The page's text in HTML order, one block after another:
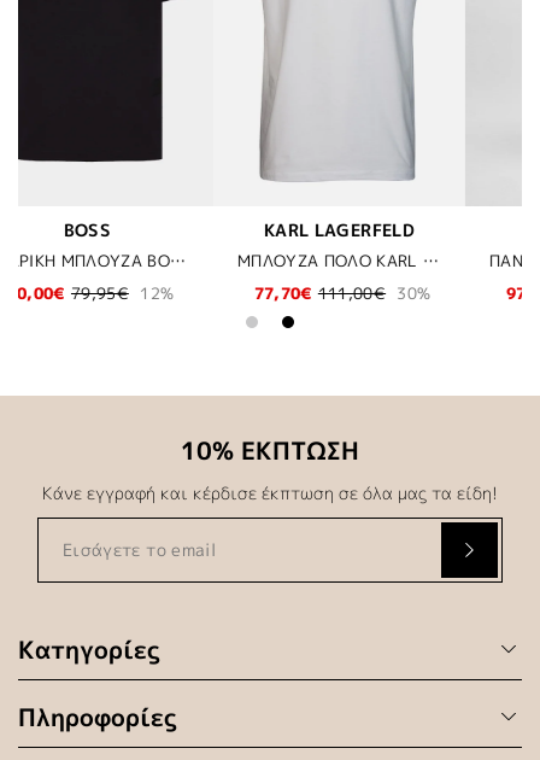
ΜΠΛΟΥΖΑ ΠΟΛΟ KARL LAGERFELD - 10 ΛΕΥΚΟ
ΠΑΝΤΕΛΟΝΙ BOSS - 001 ΜΑΥΡΟ
97,97€ 139,95€ 30%
KARL LAGERFELD
ΠΑΝΤΕΛΟΝΙ ΚΟΣΤΟΥΜΙΟΥ KARL LAGERFELD - 690 ΜΠΛΕ
131,12€ 149,00€ 12%
Κατηγορίες
Πληροφορίες
10% ΕΚΠΤΩΣΗ
Κάνε εγγραφή και κέρδισε έκπτωση σε όλα μας τα είδη!